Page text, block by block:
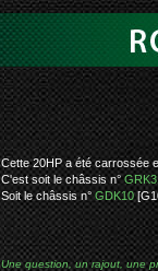
Cette 20HP a été carrossée
C'est soit le châssis n°
Soit le châssis n° GDK10
Une question, un rajout, une